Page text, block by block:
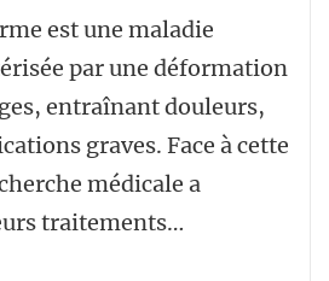
est une maladie
par une déformation
entraînant douleurs,
graves. Face à cette
médicale a
traitements…